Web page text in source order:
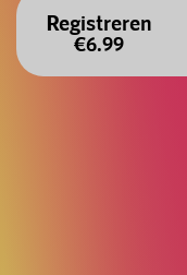
Registreren
€6.99